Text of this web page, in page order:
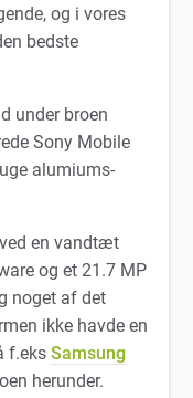
og i vores
bedste
under broen
Sony Mobile
alumiums-
en vandtæt
og et 21.7 MP
noget af det
ikke havde en
f.eksSamsung
herunder.